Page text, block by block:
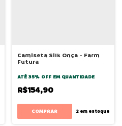
Camiseta Silk Onça - Farm
Futura
ATÉ 35% OFF EM QUANTIDADE
R$154,90
COMPRAR 2 em estoque